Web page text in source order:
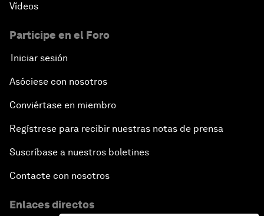
Vídeos
Participe en el Foro
Iniciar sesión
Asóciese con nosotros
Conviértase en miembro
Regístrese para recibir nuestras notas de prensa
Suscríbase a nuestros boletines
Contacte con nosotros
Enlaces directos